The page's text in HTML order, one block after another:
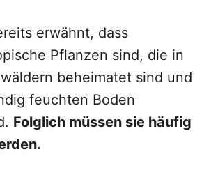
erwähnt, dass
Pflanzen sind, die in
beheimatet sind und
feuchten Boden
Folglich müssen sie häufig